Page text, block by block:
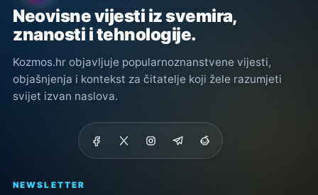
Neovisne vijesti iz svemira,
znanosti i tehnologije.
Kozmos.hr objavljuje popularnoznanstvene vijesti,
objašnjenja i kontekst za čitatelje koji žele razumjeti
svijet izvan naslova.
NEWSLETTER